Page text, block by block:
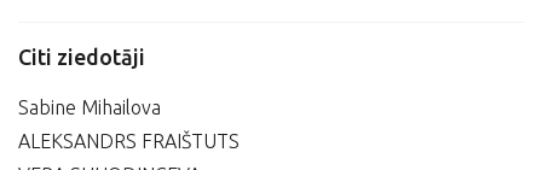
Citi ziedotāji
Sabine Mihailova
ALEKSANDRS FRAIŠTUTS